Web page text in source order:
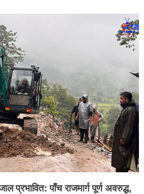
प्रभावित: पाँच राजमार्ग पूर्ण अवरुद्ध,